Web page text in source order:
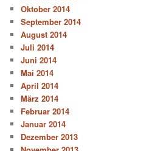
Oktober 2014
September 2014
August 2014
Juli 2014
Juni 2014
Mai 2014
April 2014
März 2014
Februar 2014
Januar 2014
Dezember 2013